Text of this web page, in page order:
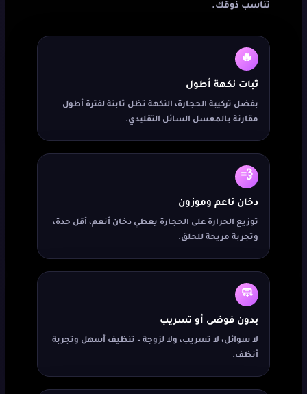
تناسب ذوقك.
🔥
ثبات نكهة أطول
بفضل تركيبة الحجارة، النكهة تظل ثابتة لفترة أطول
مقارنة بالمعسل السائل التقليدي.
💨
دخان ناعم وموزون
توزيع الحرارة على الحجارة يعطي دخان أنعم، أقل حدة،
وتجربة مريحة للحلق.
🧼
بدون فوضى أو تسريب
لا سوائل، لا تسريب، ولا لزوجة – تنظيف أسهل وتجربة
أنظف.